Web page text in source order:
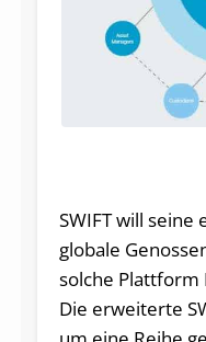
SWIFT will seine
globale
solche Plattform
Die erweiterte